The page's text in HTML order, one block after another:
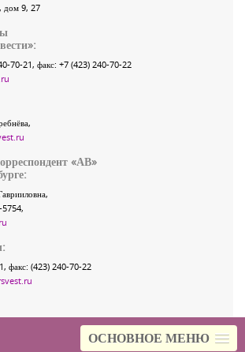
ОСНОВНОЕ МЕНЮ
, дом 9, 27
»:
70-21, факс: +7 (423) 240-70-22
«АВ»
факс: (423) 240-70-22